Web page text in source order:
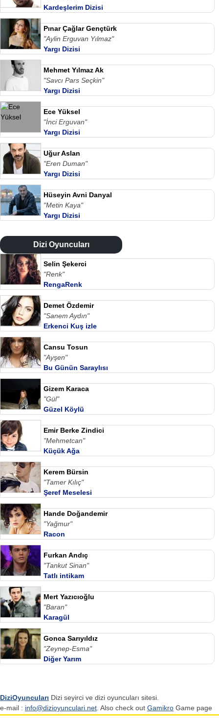
Kardeşlerim Dizisi
Pınar Çağlar Gençtürk
"Aylin Erguvan Yılmaz"
Yargı Dizisi
Mehmet Yılmaz Ak
"Savcı Pars Seçkin"
Yargı Dizisi
Ece Yüksel
"İnci Erguvan"
Yargı Dizisi
Uğur Aslan
"Eren Duman"
Yargı Dizisi
Hüseyin Avni Danyal
"Metin Kaya"
Yargı Dizisi
Dizi Oyuncuları
Selin Şekerci
"Renk"
RengaRenk
Demet Özdemir
"Sanem Aydın"
Erkenci Kuş izle
Cansu Tosun
"Ayşen"
Bu Günün Saraylısı
Gizem Karaca
"Gül"
Güzel Köylü
Emir Berke Zindici
"Mehmetcan"
Küçük Ağa
Kerem Bürsin
"Tamer Kılıç"
Şeref Meselesi
Hande Doğandemir
"Yağmur"
Racon
Furkan Andıç
"Tankut Sinan"
Tatlı intikam
Mert Yazıcıoğlu
"Baran"
Karagül
Gonca Sarıyıldız
"Zeynep-Esma"
Diğer Yarım
DiziOyuncuları Dizi seyirci ve dizi oyuncuları sitesi.
e-mail : info@dizioyunculari.net . Also check out Gamikro Game page